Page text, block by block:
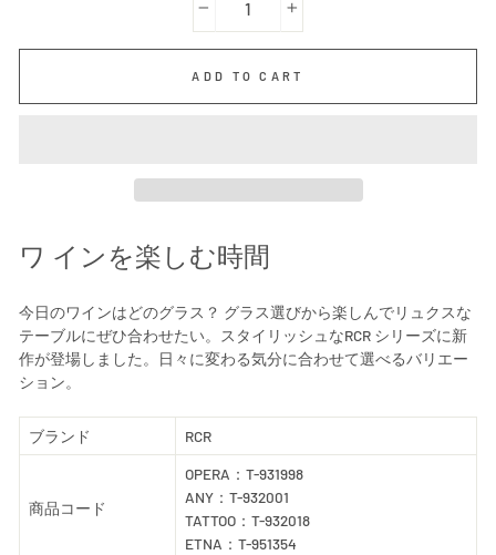
ADD TO CART
ワ インを楽しむ時間
今日のワインはどのグラス？ グラス選びから楽しんでリュクスな
テーブルにぜひ合わせたい。スタイリッシュなRCR シリーズに新
作が登場しました。日々に変わる気分に合わせて選べるバリエー
ション。
ブランド RCR
商品コード
OPERA：T-931998
ANY：T-932001
TATTOO：T-932018
ETNA：T-951354